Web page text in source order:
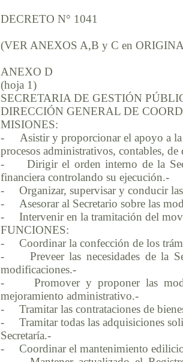
DECRETO N° 1041
(VER ANEXOS A,B y C en
ANEXO D
(hoja 1)
SECRETARIA DE GESTIÓN
DIRECCIÓN GENERAL DE
MISIONES:
- Asistir y proporcionar el apoyo a la
procesos administrativos, contables,
- Dirigir el orden interno de la
financiera controlando su ejecución.-
- Organizar, supervisar y conducir las
- Asesorar al Secretario sobre las
- Intervenir en la tramitación del
FUNCIONES:
- Coordinar la confección de los
- Preveer las necesidades de la
modificaciones.-
- Promover y proponer las
mejoramiento administrativo.-
- Tramitar las contrataciones de
- Tramitar todas las adquisiciones
Secretaría.-
- Coordinar el mantenimiento edilicio